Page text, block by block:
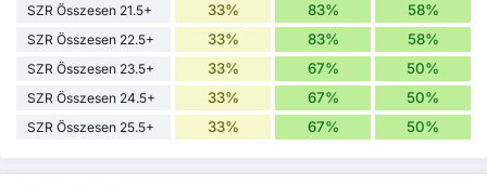
SZR Összesen 21.5+ 33% 83% 58%
SZR Összesen 22.5+ 33% 83% 58%
SZR Összesen 23.5+ 33% 67% 50%
SZR Összesen 24.5+ 33% 67% 50%
SZR Összesen 25.5+ 33% 67% 50%